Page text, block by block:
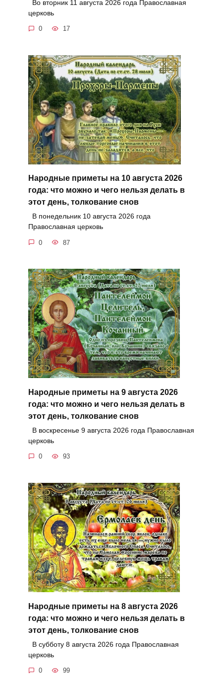
Во вторник 11 августа 2026 года Православная
церковь
0 17
Народные приметы на 10 августа 2026
года: что можно и чего нельзя делать в
этот день, толкование снов
В понедельник 10 августа 2026 года
Православная церковь
0 87
Народные приметы на 9 августа 2026
года: что можно и чего нельзя делать в
этот день, толкование снов
В воскресенье 9 августа 2026 года Православная
церковь
0 93
Народные приметы на 8 августа 2026
года: что можно и чего нельзя делать в
этот день, толкование снов
В субботу 8 августа 2026 года Православная
церковь
0 99